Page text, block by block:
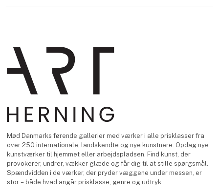
Mød Danmarks førende gallerier med værker i alle prisklasser fra
over 250 internationale, landskendte og nye kunstnere. Opdag nye
kunstværker til hjemmet eller arbejdspladsen. Find kunst, der
provokerer, undrer, vækker glæde og får dig til at stille spørgsmål.
Spændvidden i de værker, der pryder væggene under messen, er
stor – både hvad angår prisklasse, genre og udtryk.